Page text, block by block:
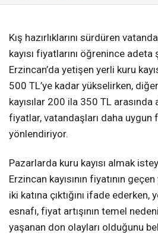
Kış hazırlıklarını sürdüren
kayısı fiyatlarını öğrenince adeta
Erzincan’da yetişen yerli kuru
500 TL’ye kadar yükselirken,
kayısılar 200 ila 350 TL arasında
fiyatlar, vatandaşları daha uygun
yönlendiriyor.
Pazarlarda kuru kayısı almak
Erzincan kayısının fiyatının
iki katına çıktığını ifade
esnafı, fiyat artışının temel
yaşanan don olayları olduğunu